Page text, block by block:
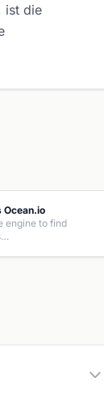
ist die
Ocean.io
engine to find